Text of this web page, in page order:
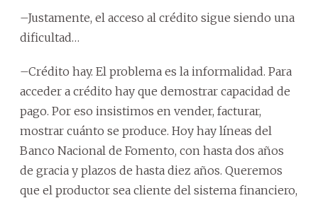
–Justamente, el acceso al crédito sigue siendo una
dificultad…
–Crédito hay. El problema es la informalidad. Para
acceder a crédito hay que demostrar capacidad de
pago. Por eso insistimos en vender, facturar,
mostrar cuánto se produce. Hoy hay líneas del
Banco Nacional de Fomento, con hasta dos años
de gracia y plazos de hasta diez años. Queremos
que el productor sea cliente del sistema financiero,